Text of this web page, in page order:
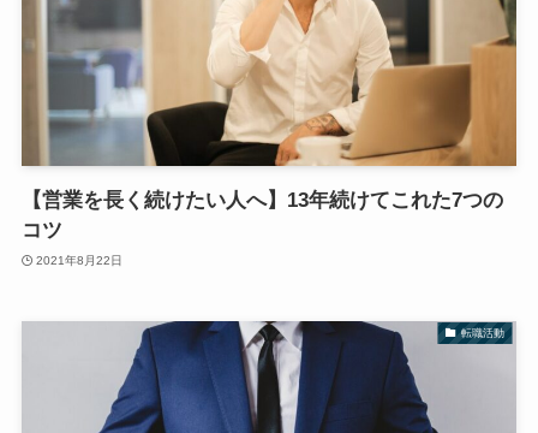
【営業を長く続けたい人へ】13年続けてこれた7つの
コツ
2021年8月22日
転職活動